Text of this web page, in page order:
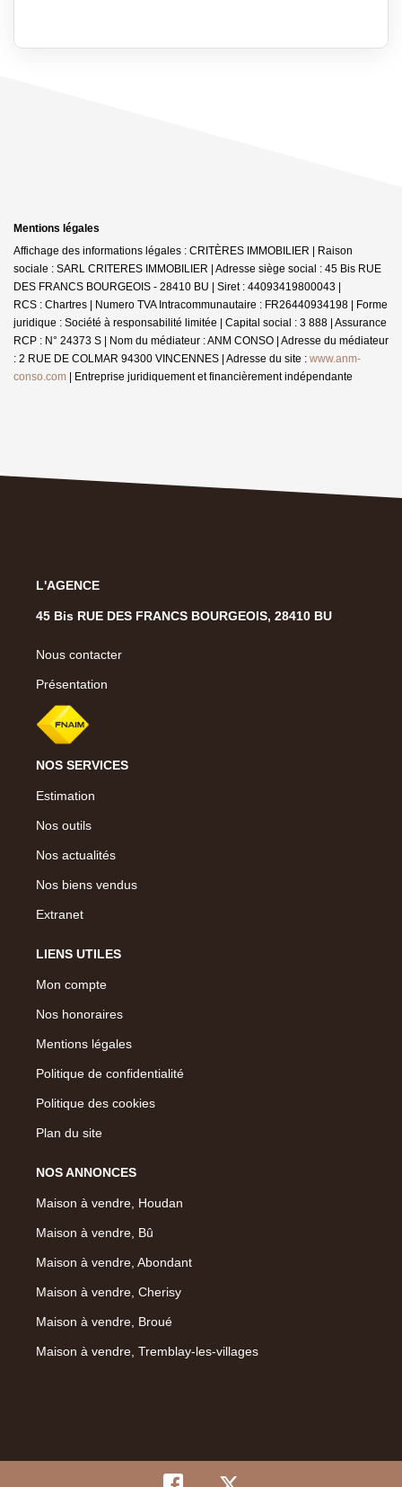
Mentions légales
Affichage des informations légales : CRITÈRES IMMOBILIER | Raison
sociale : SARL CRITERES IMMOBILIER | Adresse siège social : 45 Bis RUE
DES FRANCS BOURGEOIS - 28410 BU | Siret : 44093419800043 |
RCS : Chartres | Numero TVA Intracommunautaire : FR26440934198 | Forme
juridique : Société à responsabilité limitée | Capital social : 3 888 | Assurance
RCP : N° 24373 S | Nom du médiateur : ANM CONSO | Adresse du médiateur
: 2 RUE DE COLMAR 94300 VINCENNES | Adresse du site : www.anm-
conso.com | Entreprise juridiquement et financièrement indépendante
L'AGENCE
45 Bis RUE DES FRANCS BOURGEOIS, 28410 BU
Nous contacter
Présentation
NOS SERVICES
Estimation
Nos outils
Nos actualités
Nos biens vendus
Extranet
LIENS UTILES
Mon compte
Nos honoraires
Mentions légales
Politique de confidentialité
Politique des cookies
Plan du site
NOS ANNONCES
Maison à vendre, Houdan
Maison à vendre, Bû
Maison à vendre, Abondant
Maison à vendre, Cherisy
Maison à vendre, Broué
Maison à vendre, Tremblay-les-villages